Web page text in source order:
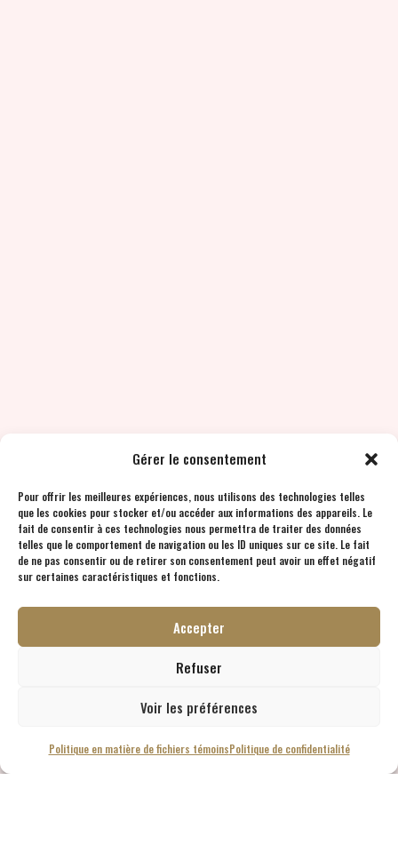
Gérer le consentement
Pour offrir les meilleures expériences, nous utilisons des technologies telles
que les cookies pour stocker et/ou accéder aux informations des appareils. Le
fait de consentir à ces technologies nous permettra de traiter des données
telles que le comportement de navigation ou les ID uniques sur ce site. Le fait
de ne pas consentir ou de retirer son consentement peut avoir un effet négatif
sur certaines caractéristiques et fonctions.
Accepter
Refuser
Voir les préférences
Politique en matière de fichiers témoinsPolitique de confidentialité